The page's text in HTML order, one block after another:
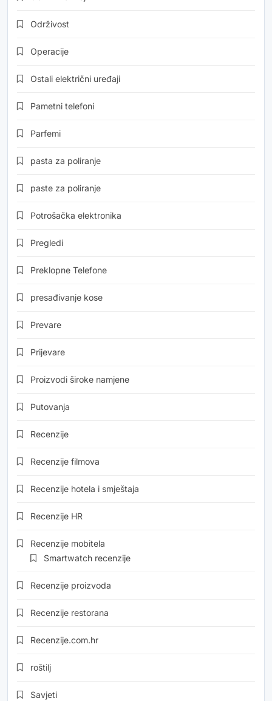
Održivost
Operacije
Ostali električni uređaji
Pametni telefoni
Parfemi
pasta za poliranje
paste za poliranje
Potrošačka elektronika
Pregledi
Preklopne Telefone
presađivanje kose
Prevare
Prijevare
Proizvodi široke namjene
Putovanja
Recenzije
Recenzije filmova
Recenzije hotela i smještaja
Recenzije HR
Recenzije mobitela
Smartwatch recenzije
Recenzije proizvoda
Recenzije restorana
Recenzije.com.hr
roštilj
Savjeti